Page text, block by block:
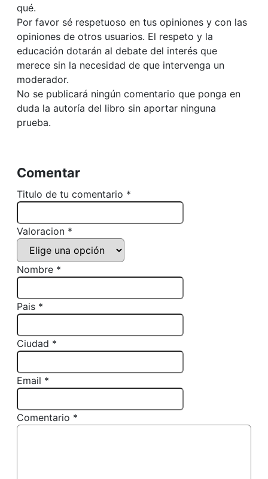
qué.
Por favor sé respetuoso en tus opiniones y con las
opiniones de otros usuarios. El respeto y la
educación dotarán al debate del interés que
merece sin la necesidad de que intervenga un
moderador.
No se publicará ningún comentario que ponga en
duda la autoría del libro sin aportar ninguna
prueba.
Comentar
Titulo de tu comentario *
Valoracion *
Nombre *
Pais *
Ciudad *
Email *
Comentario *